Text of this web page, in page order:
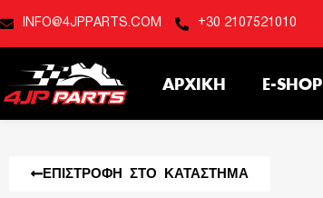
INFO@4JPPARTS.COM +30 2107521010
ΑΡΧΙΚΉ E-SHOP
ΕΠΙΣΤΡΟΦΉ ΣΤΟ ΚΑΤΆΣΤΗΜΑ